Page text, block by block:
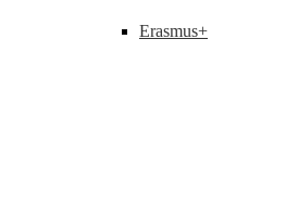
Erasmus+